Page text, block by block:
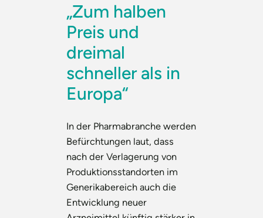
„Zum halben
Preis und
dreimal
schneller als in
Europa“
In der Pharmabranche werden
Befürchtungen laut, dass
nach der Verlagerung von
Produktionsstandorten im
Generikabereich auch die
Entwicklung neuer